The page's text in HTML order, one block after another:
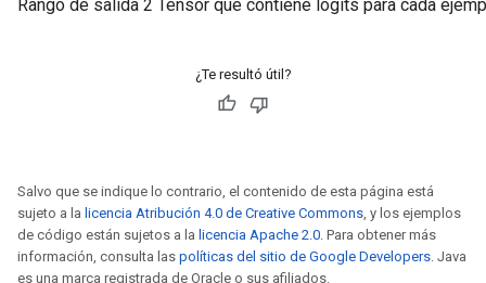
Rango de salida 2 Tensor que contiene logits para cada
¿Te resultó útil?
Salvo que se indique lo contrario, el contenido de esta página está
sujeto a la licencia Atribución 4.0 de Creative Commons, y los ejemplos
de código están sujetos a la licencia Apache 2.0. Para obtener más
información, consulta las políticas del sitio de Google Developers. Java
es una marca registrada de Oracle o sus afiliados.